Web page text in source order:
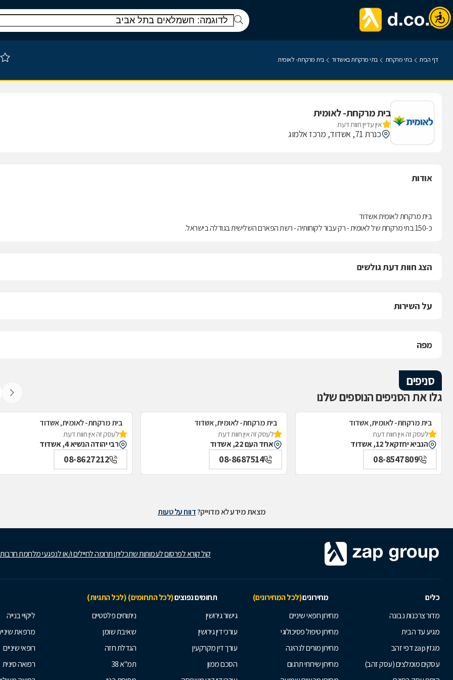
דף הבית בתי מרקחת בתי מרקחת באשדוד בית מרקחת- לאומית
בית מרקחת- לאומית
אין עדיין חוות דעת
כנרת 71, אשדוד, מרכז אלמוג
אודות
בית מרקחת לאומית אשדוד
כ-150 בתי מרקחת של לאומית - רק עבור לקוחותיה - רשת הפארם השלישית בגודלה בישראל.
הצג חוות דעת גולשים
על השירות
מפה
סניפים
גלו את הסניפים הנוספים שלנו
בית מרקחת- לאומית, אשדוד
לעסק זה אין חוות דעת
הנביא יחזקאל 12, אשדוד
08-8547809
בית מרקחת- לאומית, אשדוד
לעסק זה אין חוות דעת
אחד העם 22, אשדוד
08-8687514
בית מרקחת- לאומית, אשדוד
לעסק זה אין חוות דעת
רבי יהודה הנשיא 4, אשדוד
08-8627212
מצאת מידע לא מדוייק?דווח על טעות
קול קורא לפרסום לעמותות שתכליתן תרומה לחיילים ו/או לנפגעי מלחמת
כלים מחירונים(לכל המחירונים) תחומים נפוצים(לכל התחומים) (לכל התגיות)
מדור צרכנות נבונה
מגיע עד הבית
מגזין zap דפי זהב
עסקים מומלצים (עסק זהב)
מחירון רופאי שיניים
מחירון טיפול פסיכולוגי
מחירון מורים לנהיגה
מחירון שירותי תרגום
גישור גירושין
עורכי דין גירושין
עורך דין מקרקעין
הסכם ממון
ניתוחים פלסטיים
שאיבת שומן
הגדלת חזה
תמ"א 38
ליקויי בנייה
מרפאת
רופאי שיניים
רפואה סינית